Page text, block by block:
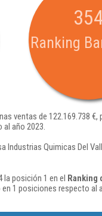
Ranking
ventas de 122.169.738
año 2023.
Industrias Quimicas Del
la posición 1 en el Ranking
1 posiciones respecto al